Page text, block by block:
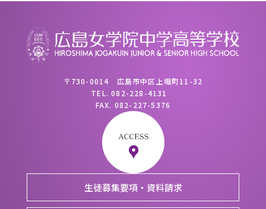
〒730-0014 広島市中区上幟町11-32
TEL.082-228-4131
FAX. 082-227-5376
生徒募集要項・資料請求